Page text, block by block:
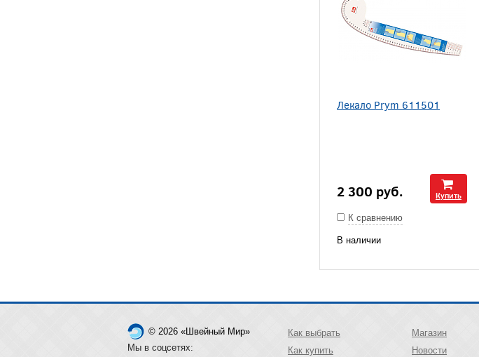
Лекало Prym 611501
2 300 руб. Купить
К сравнению
В наличии
© 2026 «Швейный Мир»
Мы в соцсетях:
Как выбрать
Как купить
Магазин
Новости